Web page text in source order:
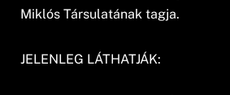
Miklós Társulatának tagja.
JELENLEG LÁTHATJÁK: